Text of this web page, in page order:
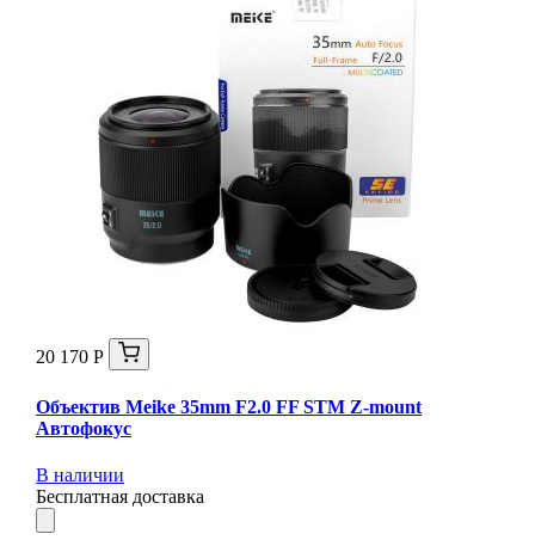
20 170 Р
Объектив Meike 35mm F2.0 FF STM Z-mount
Автофокус
В наличии
Бесплатная доставка